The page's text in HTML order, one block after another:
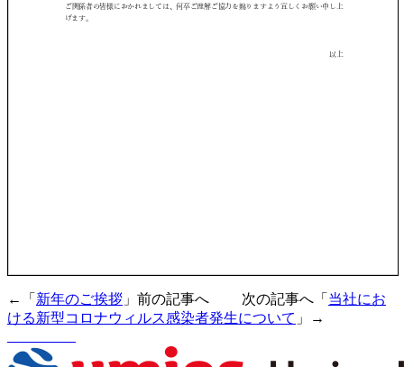
←「 新年のご挨拶 」前の記事へ 次の記事へ「 当社にお
ける新型コロナウィルス感染者発生について 」→